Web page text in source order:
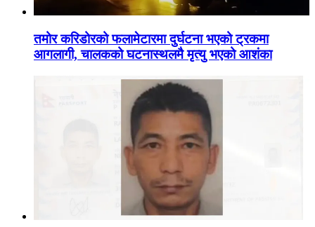
तमोर करिडोरको फलामेटारमा दुर्घटना भएको ट्रकमा
आगलागी, चालकको घटनास्थलमै मृत्यु भएको आशंका